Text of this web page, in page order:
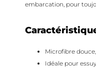
embarcation, pour
Microfibre
Idéale pour